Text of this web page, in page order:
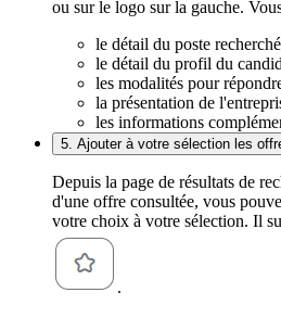
ou sur le logo sur la gauche.
le détail du poste
le détail du profil du
les modalités pour
la présentation de
les informations
5. Ajouter à votre sélection les
Depuis la page de résultats de
d'une offre consultée, vous
votre choix à votre sélection. Il
.